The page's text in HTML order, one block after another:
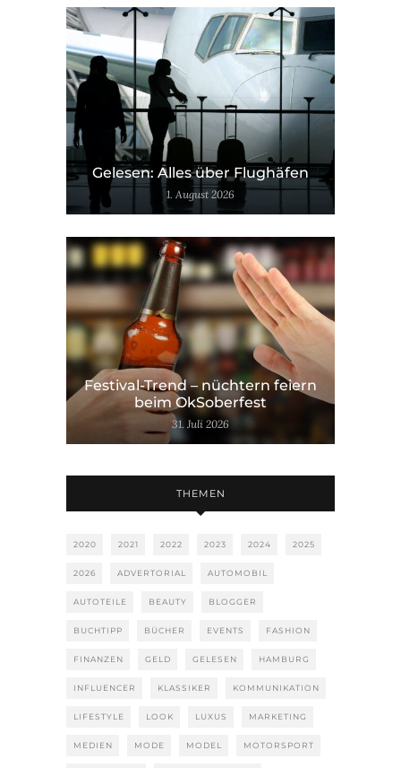
Gelesen: Alles über Flughäfen
1. August 2026
Festival-Trend – nüchtern feiern
beim OkSoberfest
31. Juli 2026
THEMEN
2020 2021 2022 2023 2024 2025
2026 ADVERTORIAL AUTOMOBIL
AUTOTEILE BEAUTY BLOGGER
BUCHTIPP BÜCHER EVENTS FASHION
FINANZEN GELD GELESEN HAMBURG
INFLUENCER KLASSIKER KOMMUNIKATION
LIFESTYLE LOOK LUXUS MARKETING
MEDIEN MODE MODEL MOTORSPORT